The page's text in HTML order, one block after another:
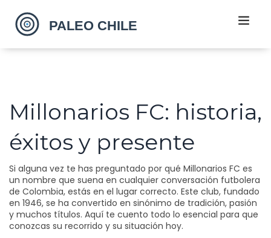
Millonarios FC: historia,
éxitos y presente
Si alguna vez te has preguntado por qué Millonarios FC es
un nombre que suena en cualquier conversación futbolera
de Colombia, estás en el lugar correcto. Este club, fundado
en 1946, se ha convertido en sinónimo de tradición, pasión
y muchos títulos. Aquí te cuento todo lo esencial para que
conozcas su recorrido y su situación hoy.